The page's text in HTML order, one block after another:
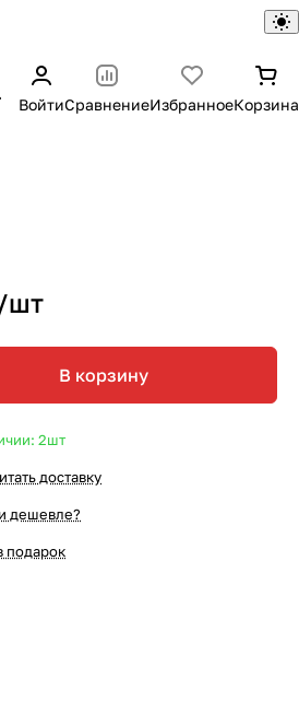
ВойтиСравнениеИзбранноеКорзина
шт
В корзину
2шт
доставку
дешевле?
подарок